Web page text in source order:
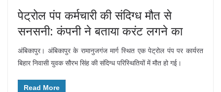
पेट्रोल पंप कर्मचारी की संदिग्ध मौत से
सनसनी: कंपनी ने बताया करंट लगने का
अंबिकापुर। अंबिकापुर के रामानुजगंज मार्ग स्थित एक पेट्रोल पंप पर कार्यरत
बिहार निवासी युवक सौरभ सिंह की संदिग्ध परिस्थितियों में मौत हो गई।
Read More